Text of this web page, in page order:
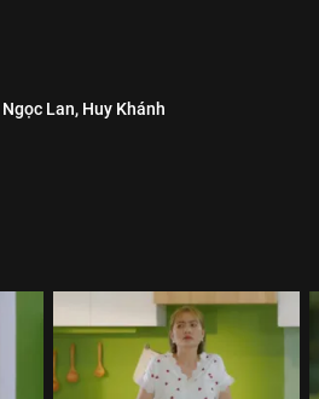
Ngọc Lan, Huy Khánh